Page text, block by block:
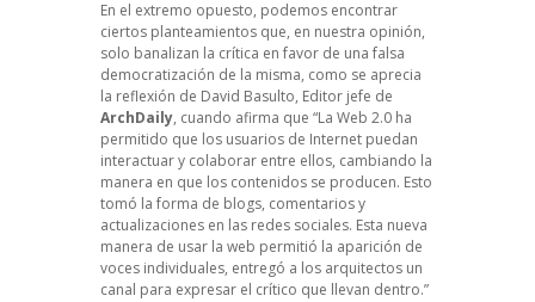
En el extremo opuesto, podemos encontrar
ciertos planteamientos que, en nuestra opinión,
solo banalizan la crítica en favor de una falsa
democratización de la misma, como se aprecia
la reflexión de David Basulto, Editor jefe de
ArchDaily, cuando afirma que “La Web 2.0 ha
permitido que los usuarios de Internet puedan
interactuar y colaborar entre ellos, cambiando la
manera en que los contenidos se producen. Esto
tomó la forma de blogs, comentarios y
actualizaciones en las redes sociales. Esta nueva
manera de usar la web permitió la aparición de
voces individuales, entregó a los arquitectos un
canal para expresar el crítico que llevan dentro.”